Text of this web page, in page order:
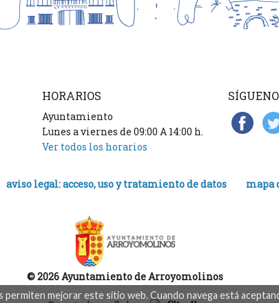
mejorar este sitio web. Cuando navega está
HORARIOS
Ayuntamiento
Lunes a viernes de 09:00 A 14:00 h.
Ver todos los horarios
aviso legal: acceso, uso y tratamiento de datos mapa
© 2026 Ayuntamiento de Arroyomolinos